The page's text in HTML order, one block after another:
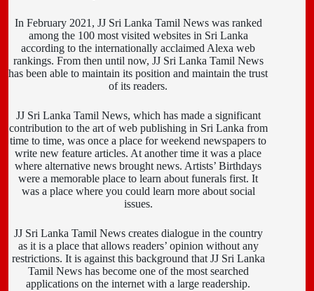
In February 2021, JJ Sri Lanka Tamil News was ranked
among the 100 most visited websites in Sri Lanka
according to the internationally acclaimed Alexa web
rankings. From then until now, JJ Sri Lanka Tamil News
has been able to maintain its position and maintain the trust
of its readers.
JJ Sri Lanka Tamil News, which has made a significant
contribution to the art of web publishing in Sri Lanka from
time to time, was once a place for weekend newspapers to
write new feature articles. At another time it was a place
where alternative news brought news. Artists’ Birthdays
were a memorable place to learn about funerals first. It
was a place where you could learn more about social
issues.
JJ Sri Lanka Tamil News creates dialogue in the country
as it is a place that allows readers’ opinion without any
restrictions. It is against this background that JJ Sri Lanka
Tamil News has become one of the most searched
applications on the internet with a large readership.